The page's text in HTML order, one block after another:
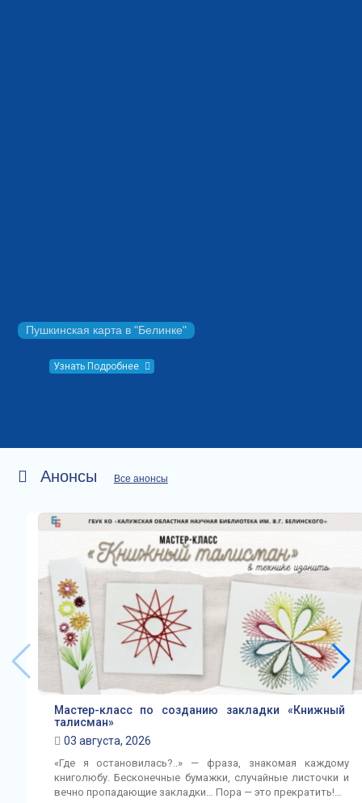
Пушкинская карта в "Белинке"
Узнать Подробнее
Анонсы Все анонсы
Мастер-класс по созданию закладки «Книжный
талисман»
03 августа, 2026
«Где я остановилась?..» — фраза, знакомая каждому
книголюбу. Бесконечные бумажки, случайные листочки и
вечно пропадающие закладки… Пора — это прекратить!…